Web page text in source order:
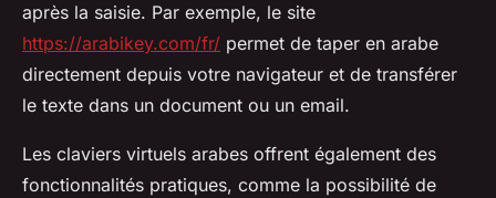
après la saisie. Par exemple, le site
https://arabikey.com/fr/ permet de taper en arabe
directement depuis votre navigateur et de transférer
le texte dans un document ou un email.
Les claviers virtuels arabes offrent également des
fonctionnalités pratiques, comme la possibilité de